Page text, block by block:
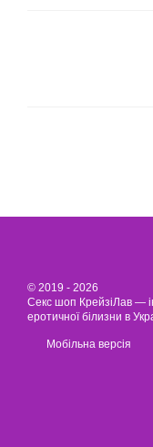
© 2019 - 2026
Секс шоп КрейзіЛав —
еротичної білизни в
Мобільна версія